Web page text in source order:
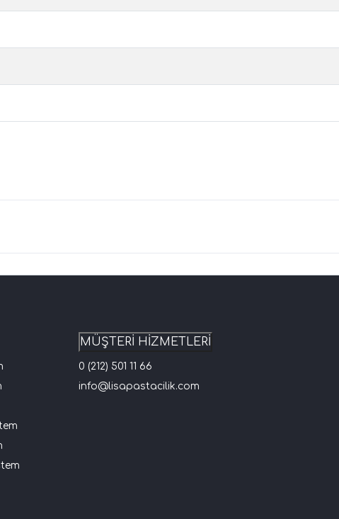
MÜŞTERİ HİZMETLERİ
0 (212) 501 11 66
info@lisapastacilik.com